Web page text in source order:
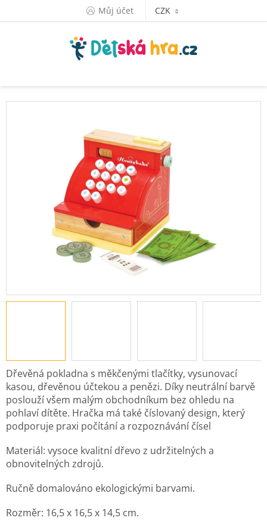
Můj účet CZK
Dřevěná pokladna s měkčenými tlačítky, vysunovací
kasou, dřevěnou účtekou a penězi. Díky neutrální barvě
poslouží všem malým obchodníkum bez ohledu na
pohlaví dítěte. Hračka má také číslovaný design, který
podporuje praxi počítání a rozpoznávání čísel
Materiál: vysoce kvalitní dřevo z udržitelných a
obnovitelných zdrojů.
Ručně domalováno ekologickými barvami.
Rozměr: 16,5 x 16,5 x 14,5 cm.